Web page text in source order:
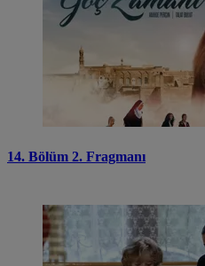
14. Bölüm 2. Fragmanı